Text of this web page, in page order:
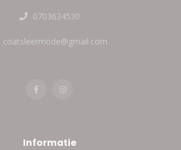
0703634530
coatsleermode@gmail.com
Informatie